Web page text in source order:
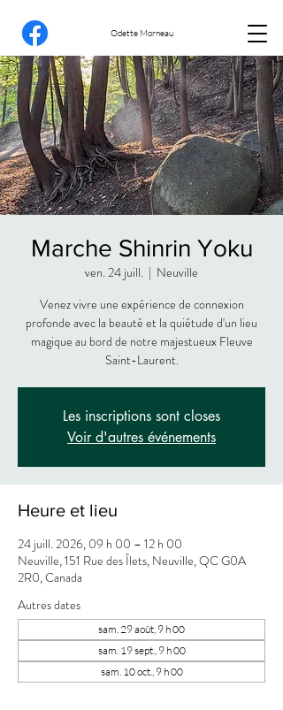
Odette Morneau
Marche Shinrin Yoku
ven. 24 juill.
  |
Neuville
Venez vivre une expérience de connexion
profonde avec la beauté et la quiétude d'un lieu
magique au bord de notre majestueux Fleuve
Saint-Laurent.
Les inscriptions sont closes
Voir d'autres événements
Heure et lieu
24 juill. 2026, 09 h 00 – 12 h 00
Neuville, 151 Rue des Îlets, Neuville, QC G0A
2R0, Canada
Autres dates
sam. 29 août, 9 h 00
sam. 19 sept., 9 h 00
sam. 10 oct., 9 h 00